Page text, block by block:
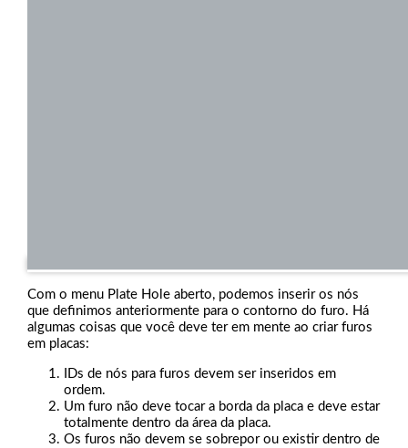
Com o menu Plate Hole aberto, podemos inserir os nós
que definimos anteriormente para o contorno do furo. Há
algumas coisas que você deve ter em mente ao criar furos
em placas:
IDs de nós para furos devem ser inseridos em
ordem.
Um furo não deve tocar a borda da placa e deve estar
totalmente dentro da área da placa.
Os furos não devem se sobrepor ou existir dentro de